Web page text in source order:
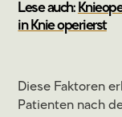
Lese auch:
in Knie operierst
Diese Faktoren
Patienten nach